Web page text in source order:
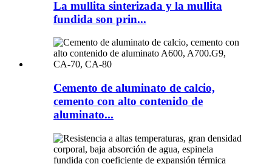
La mullita sinterizada y la mullita
fundida son prin...
Cemento de aluminato de calcio,
cemento con alto contenido de
aluminato...